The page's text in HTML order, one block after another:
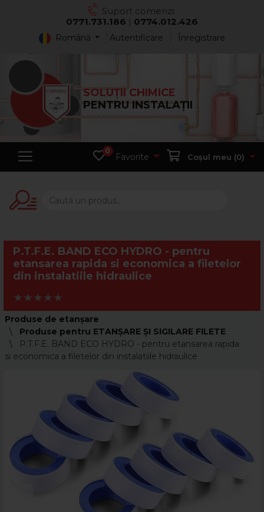
Suport comenzi:
0771.731.186 | 0774.012.426
Română Autentificare Înregistrare
SOLUȚII CHIMICE
PENTRU INSTALAȚII
0
Favorite Coșul meu (0)
P.T.F.E. BAND ECO HYDRO - pentru
etansarea rapida si economica a filetelor
din instalatiile hidraulice
Produse de etanșare
Produse pentru ETANȘARE ȘI SIGILARE FILETE
P.T.F.E. BAND ECO HYDRO - pentru etansarea rapida
si economica a filetelor din instalatiile hidraulice